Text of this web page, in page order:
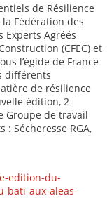
de Résilience
Fédération des
Experts Agréés
(CFEC) et
l’égide de France
différents
de résilience
édition, 2
Groupe de travail
Sécheresse RGA,
edition-du-
bati-aux-aleas-